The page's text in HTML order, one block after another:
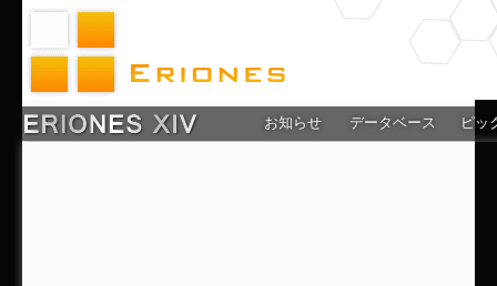
お知らせ データベース ピッ